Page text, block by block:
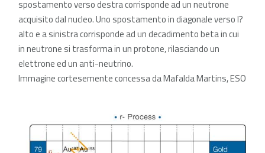
spostamento verso destra corrisponde ad un neutrone
acquisito dal nucleo. Uno spostamento in diagonale verso l?
alto e a sinistra corrisponde ad un decadimento beta in cui
in neutrone si trasforma in un protone, rilasciando un
elettrone ed un anti-neutrino.
Immagine cortesemente concessa da Mafalda Martins, ESO